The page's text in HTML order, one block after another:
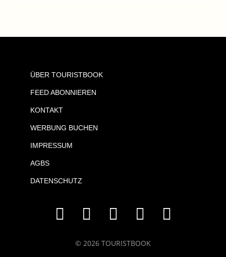
ÜBER TOURISTBOOK
FEED ABONNIEREN
KONTAKT
WERBUNG BUCHEN
IMPRESSUM
AGBS
DATENSCHUTZ
© 2026 TOURISTBOOK